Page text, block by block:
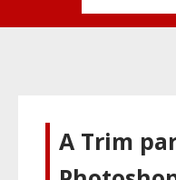
A Trim